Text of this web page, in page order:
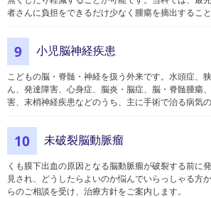
者さんに負担をできるだけ少なく腫瘍を摘出すること
9 小児脳神経疾患
こどもの脳・脊髄・神経を扱う外来です。水頭症、
ん、発達障害、心身症、脳炎・脳症、脳・脊髄腫瘍
害、末梢神経疾患などのうち、主に手術で治る病気の
10 未破裂脳動脈瘤
くも膜下出血の原因となる脳動脈瘤が破裂する前に発
見され、どうしたらよいのか悩んでいらっしゃる方か
らのご相談を受け、治療方針をご案内します。